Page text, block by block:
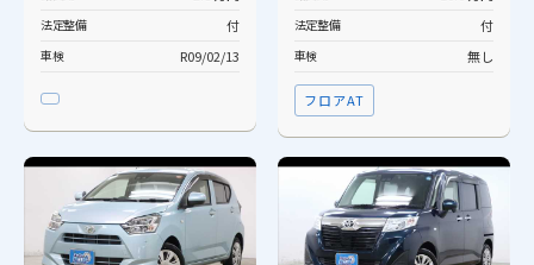
法定整備 付
車検 R09/02/13
法定整備 付
車検 無し
フロアAT